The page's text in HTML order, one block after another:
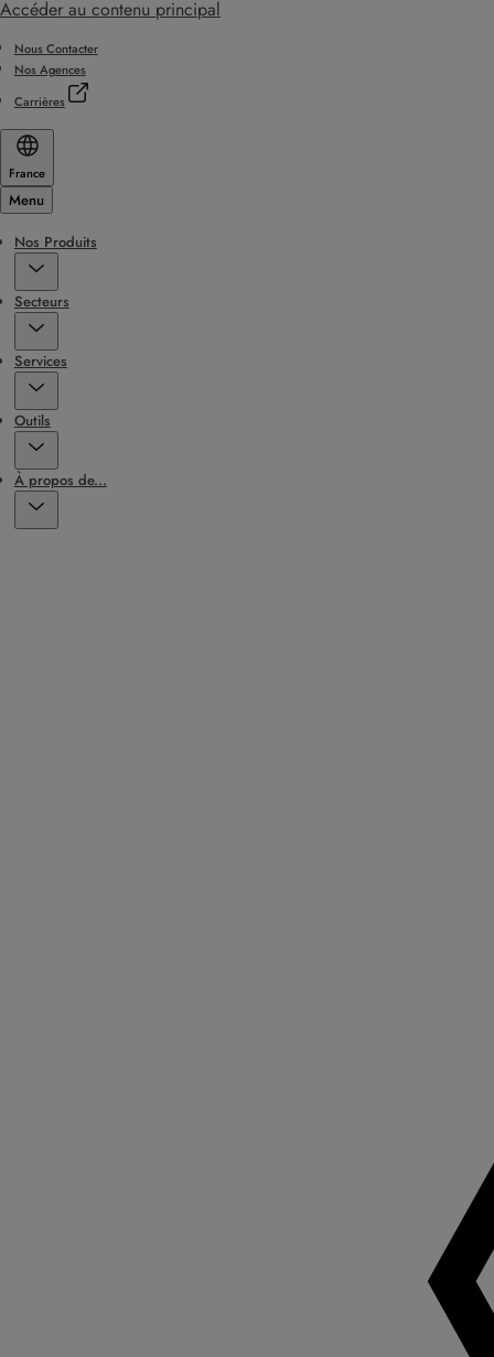
Accéder au contenu principal
Nous Contacter
Nos Agences
Carrières
France
Menu
Nos Produits
Secteurs
Services
Outils
À propos de...